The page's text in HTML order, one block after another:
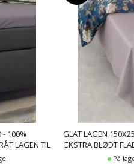
- 100%
LAGEN TIL
GLAT LAGEN
EKSTRA BLØDT
BY
På